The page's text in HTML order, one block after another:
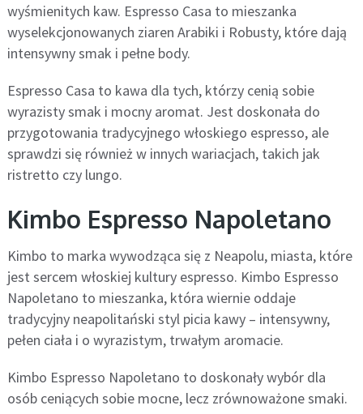
wyśmienitych kaw. Espresso Casa to mieszanka
wyselekcjonowanych ziaren Arabiki i Robusty, które dają
intensywny smak i pełne body.
Espresso Casa to kawa dla tych, którzy cenią sobie
wyrazisty smak i mocny aromat. Jest doskonała do
przygotowania tradycyjnego włoskiego espresso, ale
sprawdzi się również w innych wariacjach, takich jak
ristretto czy lungo.
Kimbo Espresso Napoletano
Kimbo to marka wywodząca się z Neapolu, miasta, które
jest sercem włoskiej kultury espresso. Kimbo Espresso
Napoletano to mieszanka, która wiernie oddaje
tradycyjny neapolitański styl picia kawy – intensywny,
pełen ciała i o wyrazistym, trwałym aromacie.
Kimbo Espresso Napoletano to doskonały wybór dla
osób ceniących sobie mocne, lecz zrównoważone smaki.